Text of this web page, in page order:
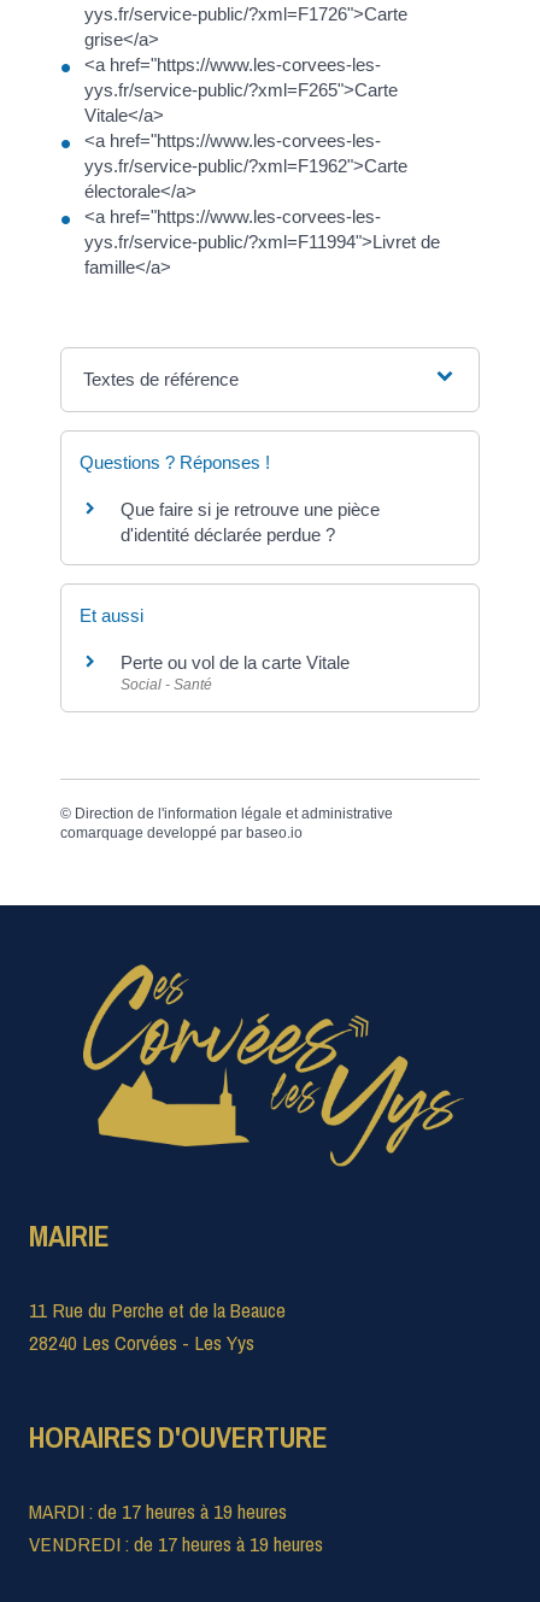
yys.fr/service-public/?xml=F1726">Carte
grise</a>
<a href="https://www.les-corvees-les-
yys.fr/service-public/?xml=F265">Carte
Vitale</a>
<a href="https://www.les-corvees-les-
yys.fr/service-public/?xml=F1962">Carte
électorale</a>
<a href="https://www.les-corvees-les-
yys.fr/service-public/?xml=F11994">Livret de
famille</a>
Textes de référence
Questions ? Réponses !
Que faire si je retrouve une pièce
d'identité déclarée perdue ?
Et aussi
Perte ou vol de la carte Vitale
Social - Santé
© Direction de l'information légale et administrative
comarquage developpé par baseo.io
MAIRIE
11 Rue du Perche et de la Beauce
28240 Les Corvées - Les Yys
HORAIRES D'OUVERTURE
MARDI : de 17 heures à 19 heures
VENDREDI : de 17 heures à 19 heures